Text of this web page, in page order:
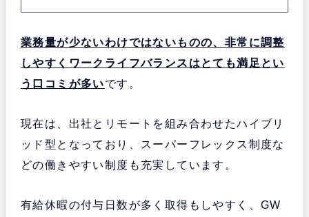
業務量が少ないわけではないものの、非常に調整
しやすくワークライフバランスはとても満足とい
う口コミが多いです。
現在は、出社とリモートを組み合わせたハイブリ
ッド型となっており、スーパーフレックス制度な
どの働きやすい制度も充実しています。
有給休暇の付与日数が多く取得もしやすく、GW